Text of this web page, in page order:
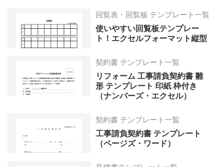
回覧表・回覧板 テンプレート一覧
使いやすい回覧板テンプレー
ト！エクセルフォーマット縦型
契約書 テンプレート一覧
リフォーム 工事請負契約書 雛
形 テンプレート 印紙 枠付き
（ナンバーズ・エクセル）
契約書 テンプレート一覧
工事請負契約書 テンプレート
（ページズ・ワード）